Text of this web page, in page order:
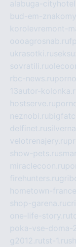
alabuga-
bud-em-
korolevremont-
oooagrosnab.ru
ukrasotki.ru
sovratili.ru
rbc-news.ru
13autor-
hostserve.ru
neznobi.ru
delfinet.ru
velotrenajery.ru
show-pets.ru
miraclecoon.ru
firehunters.ru
hometown-
shop-garena.ru
one-life-story.ru
poka-vse-doma-
g2012.rutst-1.ru